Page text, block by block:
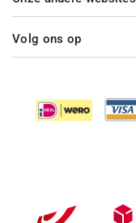
Volg ons op